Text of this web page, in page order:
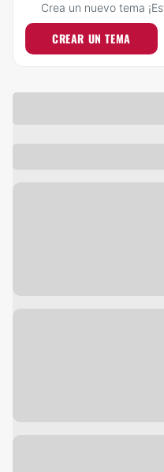
Crea un nuevo tema
CREAR UN TEMA